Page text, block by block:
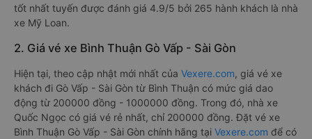
tốt nhất tuyến được đánh giá 4.9/5 bởi 265 hành khách là nhà
xe Mỹ Loan.
2. Giá vé xe Bình Thuận Gò Vấp - Sài Gòn
Hiện tại, theo cập nhật mới nhất của Vexere.com, giá vé xe
khách đi Gò Vấp - Sài Gòn từ Bình Thuận có mức giá dao
động từ 200000 đồng - 1000000 đồng. Trong đó, nhà xe
Quốc Ngọc có giá vé rẻ nhất, chỉ 200000 đồng. Đặt vé xe
Bình Thuận Gò Vấp - Sài Gòn chính hãng tại Vexere.com để có